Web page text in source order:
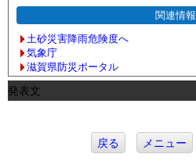
関連情報
土砂災害降雨危険度へ
気象庁
滋賀県防災ポータル
発表文
戻る メニュー